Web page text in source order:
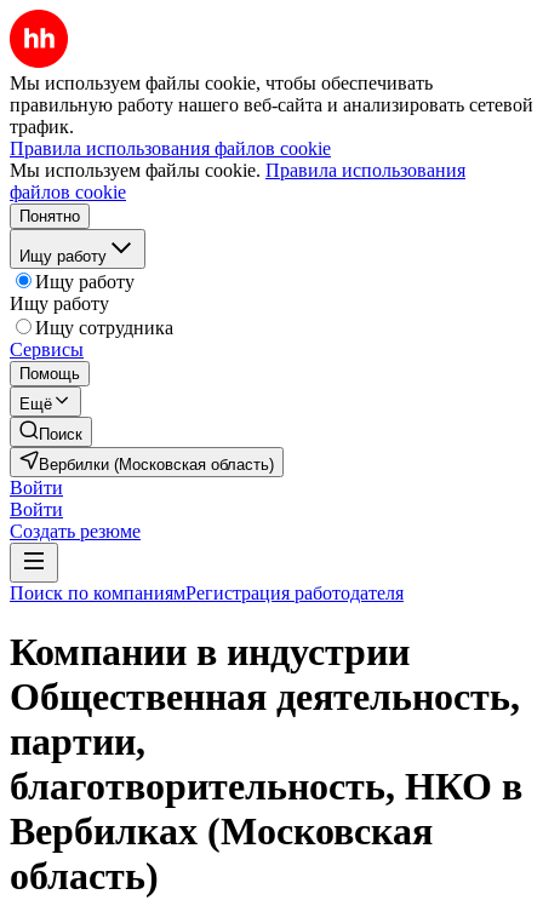
Мы используем файлы cookie, чтобы обеспечивать
правильную работу нашего веб-сайта и анализировать сетевой
трафик.
Правила использования файлов cookie
Мы используем файлы cookie. Правила использования
файлов cookie
Понятно
Ищу работу
Ищу работу
Ищу работу
Ищу сотрудника
Сервисы
Помощь
Ещё
Поиск
Вербилки (Московская область)
Войти
Войти
Создать резюме
Поиск по компаниямРегистрация работодателя
Компании в индустрии
Общественная деятельность,
партии,
благотворительность, НКО в
Вербилках (Московская
область)